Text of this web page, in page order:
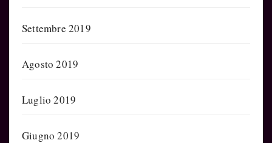
Settembre 2019
Agosto 2019
Luglio 2019
Giugno 2019